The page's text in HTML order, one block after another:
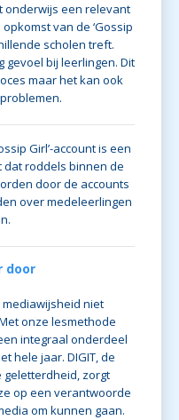
onderwijs een relevant
van de ‘Gossip
scholen treft.
gevoel bij leerlingen. Dit
maar het kan ook
Girl’-account is een
dat roddels binnen de
door de accounts
over medeleerlingen
door
niet
onze lesmethode
integraal onderdeel
hele jaar. DIGIT, de
zorgt
op een verantwoorde
om kunnen gaan.